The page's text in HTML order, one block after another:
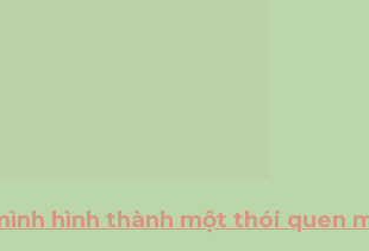
hình thành một thói quen